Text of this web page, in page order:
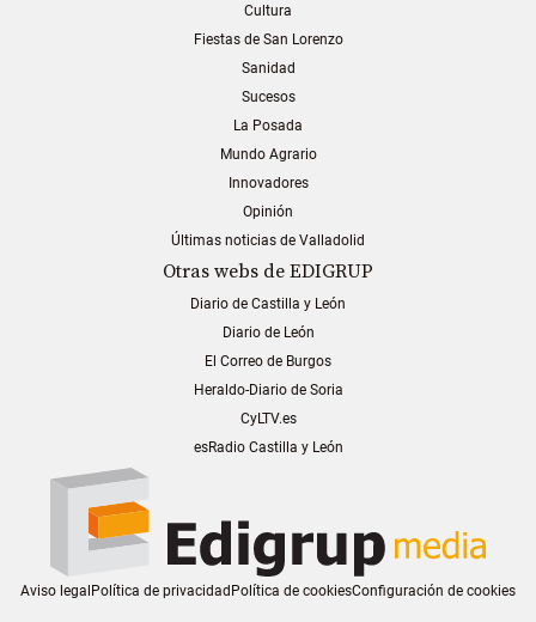
Cultura
Fiestas de San Lorenzo
Sanidad
Sucesos
La Posada
Mundo Agrario
Innovadores
Opinión
Últimas noticias de Valladolid
Otras webs de EDIGRUP
Diario de Castilla y León
Diario de León
El Correo de Burgos
Heraldo-Diario de Soria
CyLTV.es
esRadio Castilla y León
Aviso legalPolítica de privacidadPolítica de cookiesConfiguración de cookies